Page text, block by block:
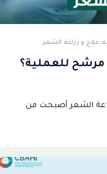
, علاج و زراعة الشعر
للعملية؟
الشعر أصبحت من